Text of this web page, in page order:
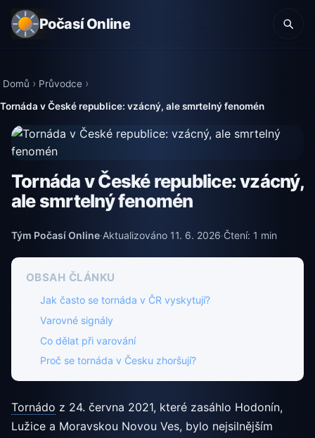
Počasí Online
Domů Průvodce
Tornáda v České republice: vzácný, ale smrtelný fenomén
Tornáda v České republice: vzácný,
ale smrtelný fenomén
Tým Počasí Online·Aktualizováno 11. 6. 2026·Čtení: 1 min
OBSAH ČLÁNKU
Jak často se tornáda v ČR vyskytují?
Varovné signály
Co dělat při varování
Proč se tornáda v Česku zhoršují?
Tornádo z 24. června 2021, které zasáhlo Hodonín,
Lužice a Moravskou Novou Ves, bylo nejsilnějším